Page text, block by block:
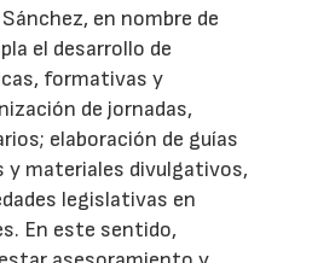
en nombre de
el desarrollo de
formativas y
de jornadas,
elaboración de guías
y materiales divulgativos,
legislativas en
En este sentido,